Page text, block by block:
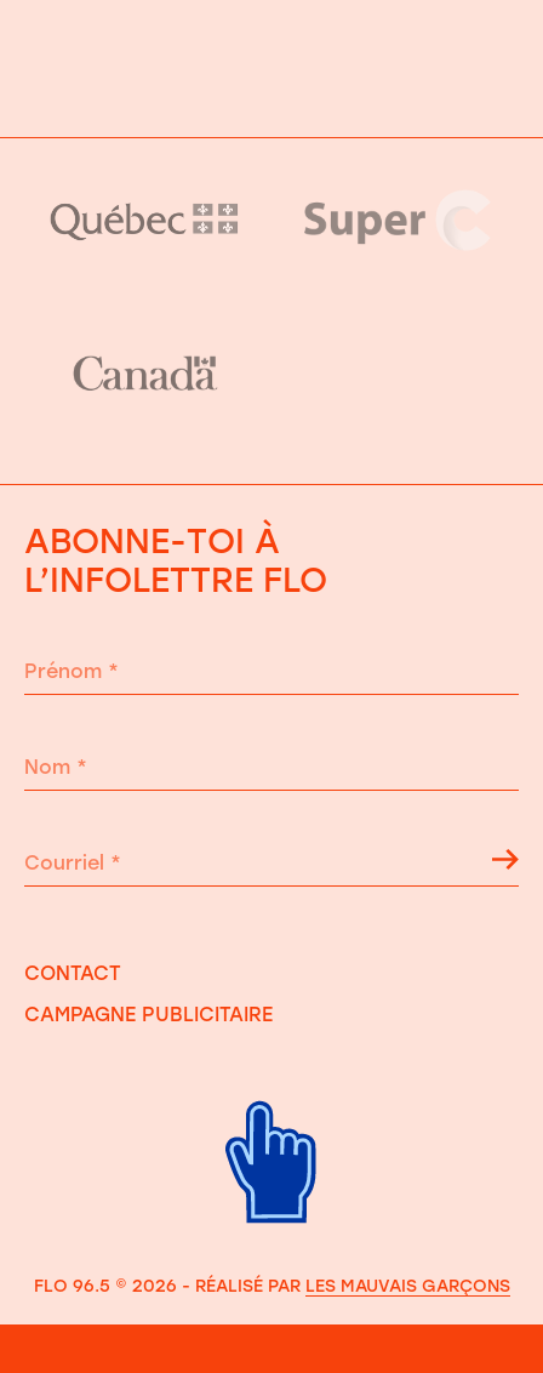
ABONNE-TOI À
L’INFOLETTRE FLO
Prénom *
Nom *
Courriel *
CONTACT
CAMPAGNE PUBLICITAIRE
FLO 96.5 © 2026 - RÉALISÉ PAR LES MAUVAIS GARÇONS